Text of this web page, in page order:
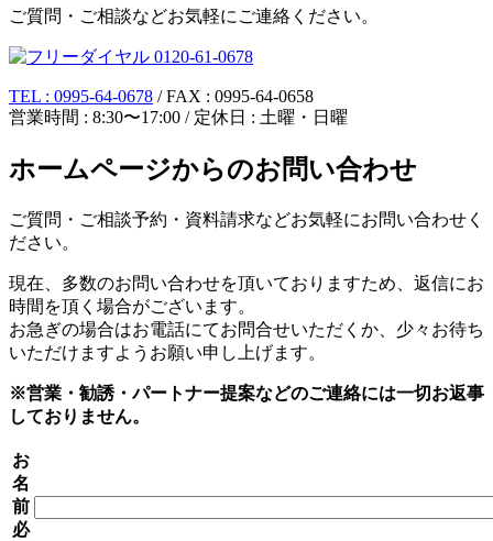
ご質問・ご相談などお気軽にご連絡ください。
TEL : 0995-64-0678 / FAX : 0995-64-0658
営業時間 : 8:30〜17:00 / 定休日 : 土曜・日曜
ホームページからのお問い合わせ
ご質問・ご相談予約・資料請求などお気軽にお問い合わせく
ださい。
現在、多数のお問い合わせを頂いておりますため、返信にお
時間を頂く場合がございます。
お急ぎの場合はお電話にてお問合せいただくか、少々お待ち
いただけますようお願い申し上げます。
※営業・勧誘・パートナー提案などのご連絡には一切お返事
しておりません。
お
名
前
必